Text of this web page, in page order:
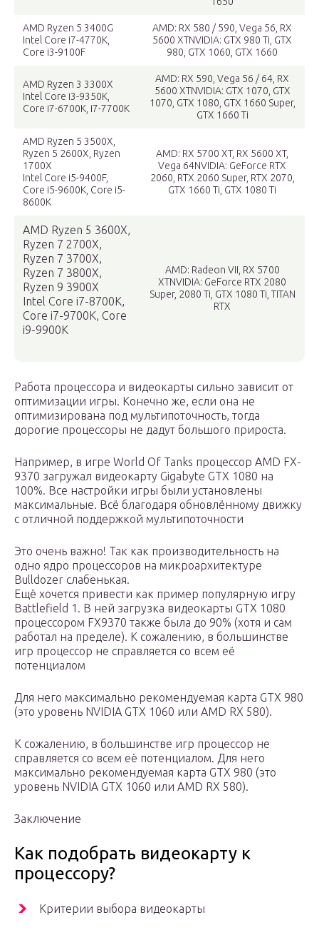
AMD Ryzen 5 3400G
Intel Core i7-4770K,
Core i3-9100F
AMD: RX 580 / 590, Vega 56, RX
5600 XTNVIDIA: GTX 980 Ti, GTX
980, GTX 1060, GTX 1660
AMD Ryzen 3 3300X
Intel Core i3-9350K,
Core i7-6700K, i7-7700K
AMD: RX 590, Vega 56 / 64, RX
5600 XTNVIDIA: GTX 1070, GTX
1070, GTX 1080, GTX 1660 Super,
GTX 1660 Ti
AMD Ryzen 5 3500X,
Ryzen 5 2600X, Ryzen
1700X
Intel Core i5-9400F,
Core i5-9600K, Core i5-
8600K
AMD: RX 5700 XT, RX 5600 XT,
Vega 64NVIDIA: GeForce RTX
2060, RTX 2060 Super, RTX 2070,
GTX 1660 Ti, GTX 1080 Ti
AMD Ryzen 5 3600X,
Ryzen 7 2700X,
Ryzen 7 3700X,
Ryzen 7 3800X,
Ryzen 9 3900X
Intel Core i7-8700K,
Core i7-9700K, Core
i9-9900K
AMD: Radeon VII, RX 5700
XTNVIDIA: GeForce RTX 2080
Super, 2080 Ti, GTX 1080 Ti, TITAN
RTX
Работа процессора и видеокарты сильно зависит от
оптимизации игры. Конечно же, если она не
оптимизирована под мультипоточность, тогда
дорогие процессоры не дадут большого прироста.
Например, в игре World Of Tanks процессор AMD FX-
9370 загружал видеокарту Gigabyte GTX 1080 на
100%. Все настройки игры были установлены
максимальные. Всё благодаря обновлённому движку
с отличной поддержкой мультипоточности
Это очень важно! Так как производительность на
одно ядро процессоров на микроархитектуре
Bulldozer слабенькая.
Ещё хочется привести как пример популярную игру
Battlefield 1. В ней загрузка видеокарты GTX 1080
процессором FX9370 также была до 90% (хотя и сам
работал на пределе). К сожалению, в большинстве
игр процессор не справляется со всем её
потенциалом
Для него максимально рекомендуемая карта GTX 980
(это уровень NVIDIA GTX 1060 или AMD RX 580).
К сожалению, в большинстве игр процессор не
справляется со всем её потенциалом. Для него
максимально рекомендуемая карта GTX 980 (это
уровень NVIDIA GTX 1060 или AMD RX 580).
Заключение
Как подобрать видеокарту к
процессору?
Критерии выбора видеокарты